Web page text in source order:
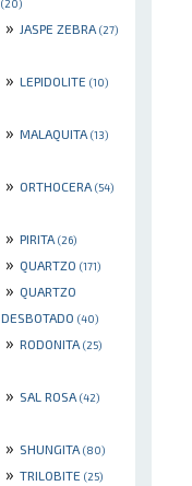
(20)
» JASPE ZEBRA (27)
» LEPIDOLITE (10)
» MALAQUITA (13)
» ORTHOCERA (54)
» PIRITA (26)
» QUARTZO (171)
» QUARTZO
DESBOTADO (40)
» RODONITA (25)
» SAL ROSA (42)
» SHUNGITA (80)
» TRILOBITE (25)